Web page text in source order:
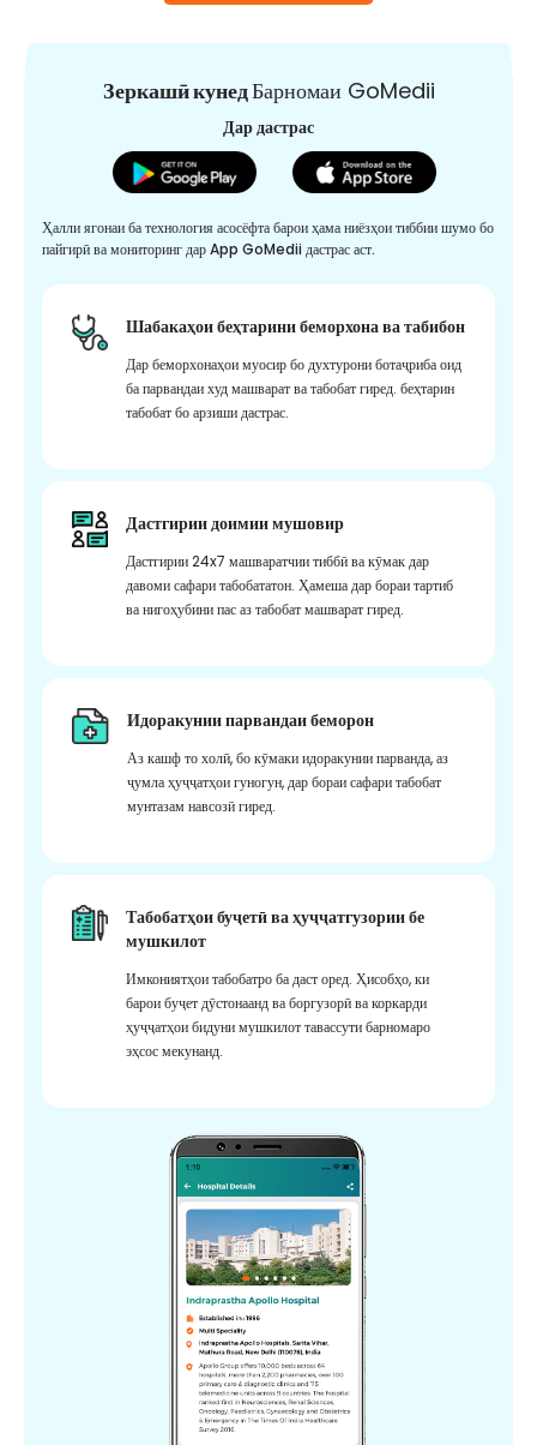
Зеркашӣ кунедБарномаи GoMedii
Дар дастрас
Ҳалли ягонаи ба технология асосёфта барои ҳама ниёзҳои тиббии шумо бо
пайгирӣ ва мониторинг дар App GoMedii дастрас аст.
Шабакаҳои беҳтарини беморхона ва табибон
Дар беморхонаҳои муосир бо духтурони ботаҷриба оид
ба парвандаи худ машварат ва табобат гиред. беҳтарин
табобат бо арзиши дастрас.
Дастгирии доимии мушовир
Дастгирии 24x7 машваратчии тиббӣ ва кӯмак дар
давоми сафари табобататон. Ҳамеша дар бораи тартиб
ва нигоҳубини пас аз табобат машварат гиред.
Идоракунии парвандаи беморон
Аз кашф то холӣ, бо кӯмаки идоракунии парванда, аз
ҷумла ҳуҷҷатҳои гуногун, дар бораи сафари табобат
мунтазам навсозӣ гиред.
Табобатҳои буҷетӣ ва ҳуҷҷатгузории бе
мушкилот
Имкониятҳои табобатро ба даст оред. Ҳисобҳо, ки
барои буҷет дӯстонаанд ва боргузорӣ ва коркарди
ҳуҷҷатҳои бидуни мушкилот тавассути барномаро
эҳсос мекунанд.